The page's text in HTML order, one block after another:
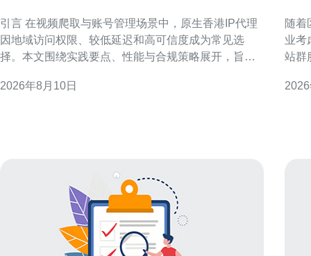
引言 在视频爬取与账号管理场景中，原生香港IP代理
因地域访问权限、较低延迟和高可信度成为常见选
择。本文围绕实践要点、性能与合规策略展开，旨在
成功率并降低检测风险。 为什么选择原生香港IP代
2026年8月10日
随着
业考
站群
香港站